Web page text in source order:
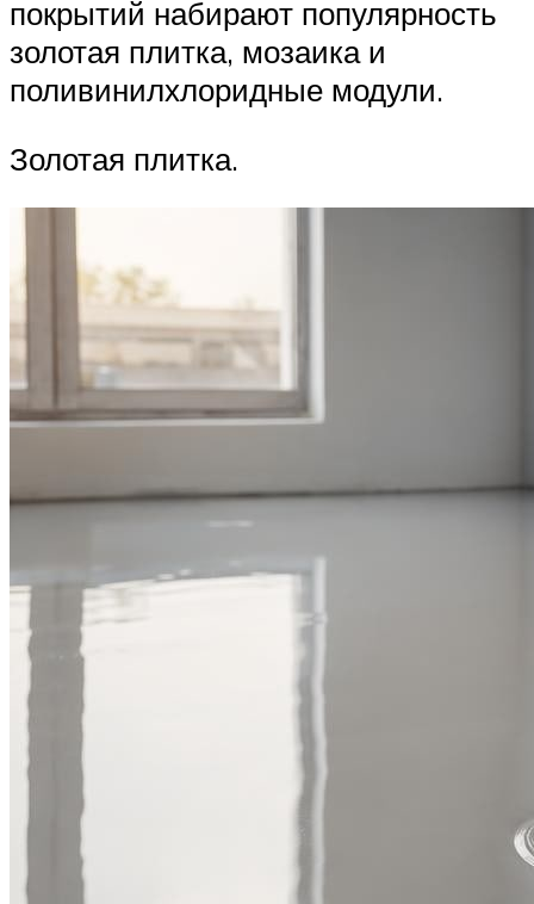
покрытий набирают популярность
золотая плитка, мозаика и
поливинилхлоридные модули.
Золотая плитка.